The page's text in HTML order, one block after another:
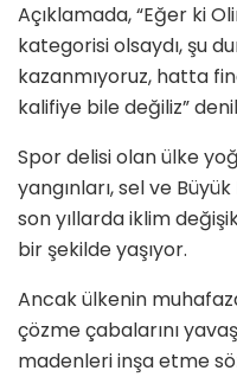
Açıklamada, “Eğer ki
kategorisi olsaydı, şu
kazanmıyoruz, hatta
kalifiye bile değiliz”
Spor delisi olan ülke
yangınları, sel ve
son yıllarda iklim
bir şekilde yaşıyor.
Ancak ülkenin
çözme çabalarını
madenleri inşa etme